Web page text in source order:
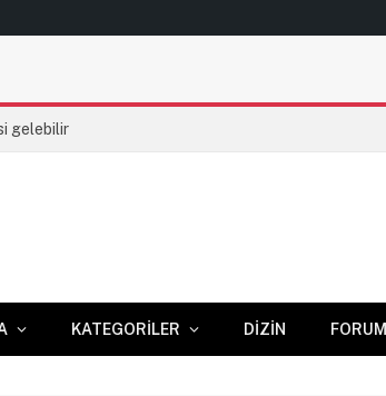
gelebilir
KATEGORILER DIZIN FORUM